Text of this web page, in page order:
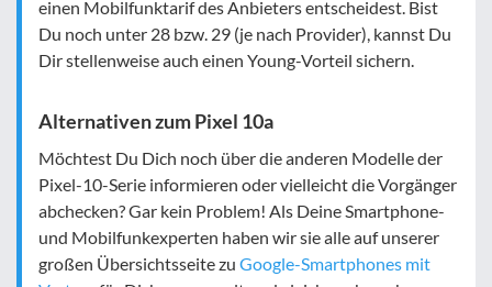
einen Mobilfunktarif des Anbieters entscheidest. Bist
Du noch unter 28 bzw. 29 (je nach Provider), kannst Du
Dir stellenweise auch einen Young-Vorteil sichern.
Alternativen zum Pixel 10a
Möchtest Du Dich noch über die anderen Modelle der
Pixel-10-Serie informieren oder vielleicht die Vorgänger
abchecken? Gar kein Problem! Als Deine Smartphone-
und Mobilfunkexperten haben wir sie alle auf unserer
großen Übersichtsseite zu Google-Smartphones mit